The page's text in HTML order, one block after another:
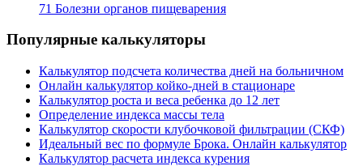
71 Болезни органов пищеварения
Популярные калькуляторы
Калькулятор подсчета количества дней на больничном
Онлайн калькулятор койко-дней в стационаре
Калькулятор роста и веса ребенка до 12 лет
Определение индекса массы тела
Калькулятор скорости клубочковой фильтрации (СКФ)
Идеальный вес по формуле Брока. Онлайн калькулятор
Калькулятор расчета индекса курения